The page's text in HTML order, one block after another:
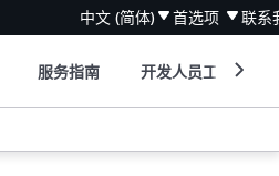
中文 (简体) 首选项 联系
服务指南 开发人员工具